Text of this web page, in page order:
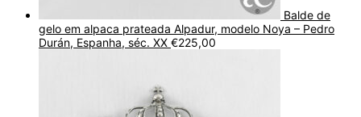
Balde de
gelo em alpaca prateada Alpadur, modelo Noya – Pedro
Durán, Espanha, séc. XX €225,00